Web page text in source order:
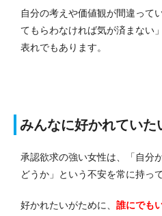
自分の考えや価値観が間違って
てもらわなければ気が済まない
表れでもあります。
みんなに好かれていた
承認欲求の強い女性は、「自分
どうか」という不安を常に持っ
好かれたいがために、 誰にでも